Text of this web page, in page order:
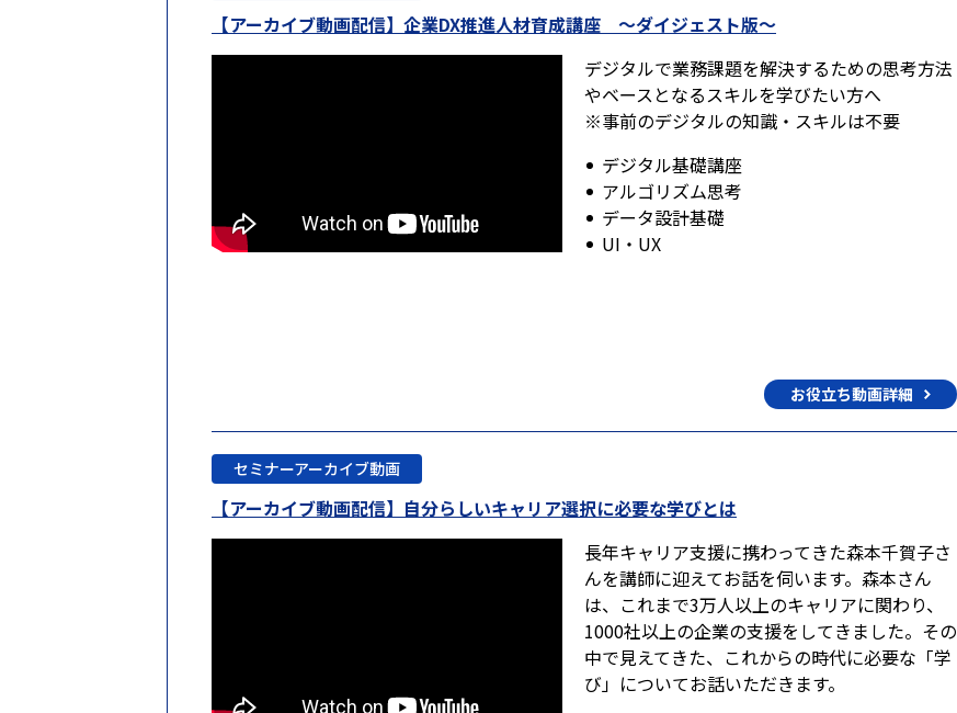
【アーカイブ動画配信】企業DX推進人材育成講座 ～ダイジェスト版～
デジタルで業務課題を解決するための思考方法
やベースとなるスキルを学びたい方へ
※事前のデジタルの知識・スキルは不要
デジタル基礎講座
アルゴリズム思考
データ設計基礎
UI・UX
お役立ち動画詳細
セミナーアーカイブ動画
【アーカイブ動画配信】自分らしいキャリア選択に必要な学びとは
長年キャリア支援に携わってきた森本千賀子さ
んを講師に迎えてお話を伺います。森本さん
は、これまで3万人以上のキャリアに関わり、
1000社以上の企業の支援をしてきました。その
中で見えてきた、これからの時代に必要な「学
び」についてお話いただきます。